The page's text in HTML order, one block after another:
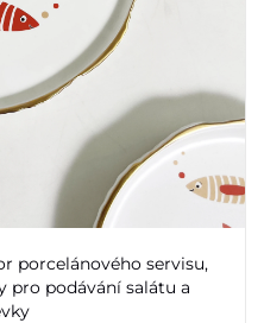
porcelánového servisu,
pro podávání salátu a